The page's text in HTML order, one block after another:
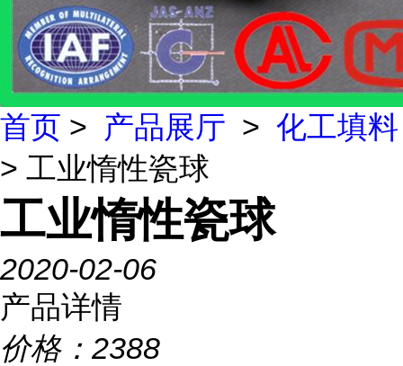
首页 > 产品展厅 > 化工填料
> 工业惰性瓷球
工业惰性瓷球
2020-02-06
产品详情
价格： 2388